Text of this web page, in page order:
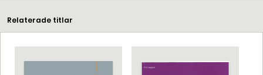
Relaterade titlar